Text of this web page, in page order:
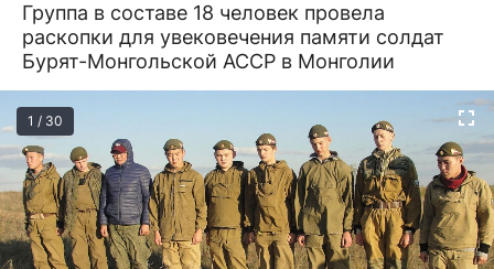
Группа в составе 18 человек провела
раскопки для увековечения памяти солдат
Бурят-Монгольской АССР в Монголии
1 / 30